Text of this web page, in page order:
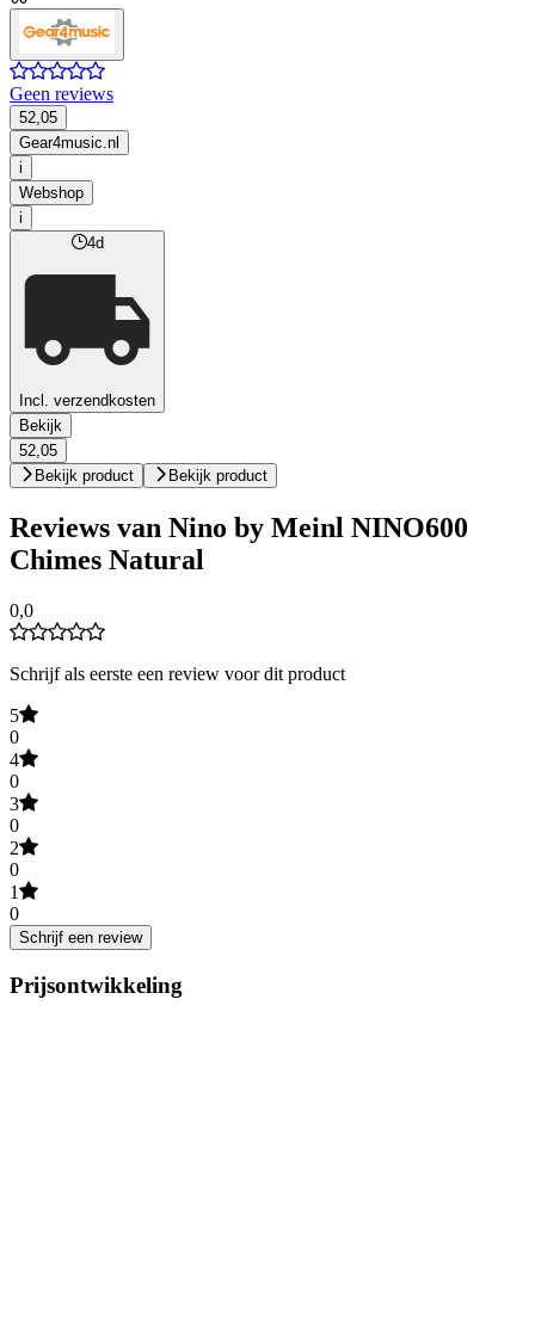
Geen reviews
52,05
Gear4music.nl
i
Webshop
i
4d
Incl. verzendkosten
Bekijk
52,05
Bekijk product
Bekijk product
Reviews van Nino by Meinl NINO600
Chimes Natural
0,0
Schrijf als eerste een review voor dit product
5
0
4
0
3
0
2
0
1
0
Schrijf een review
Prijsontwikkeling